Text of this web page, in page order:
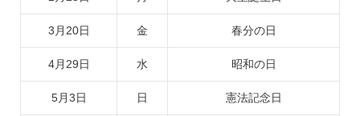
3月20日 金 春分の日
4月29日 水 昭和の日
5月3日 日 憲法記念日